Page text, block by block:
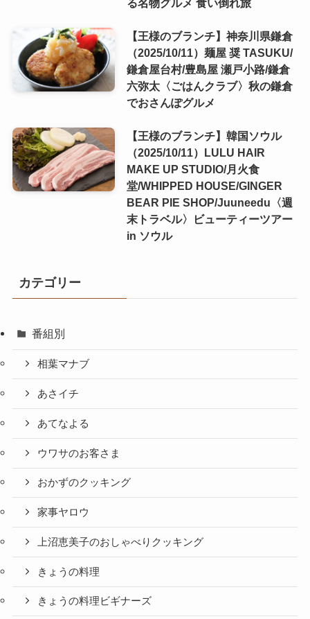
る名物グルメ 食い倒れ旅
【王様のブランチ】神奈川県鎌倉
（2025/10/11）麺屋 奨 TASUKU/
鎌倉屋台村/豊島屋 瀬戸小路/鎌倉
六弥太〈ごはんクラブ〉秋の鎌倉
でおさんぽグルメ
【王様のブランチ】韓国ソウル
（2025/10/11）LULU HAIR
MAKE UP STUDIO/月火食
堂/WHIPPED HOUSE/GINGER
BEAR PIE SHOP/Juuneedu〈週
末トラベル〉ビューティーツアー
in ソウル
カテゴリー
番組別
相葉マナブ
あさイチ
あてなよる
ウワサのお客さま
おかずのクッキング
家事ヤロウ
上沼恵美子のおしゃべりクッキング
きょうの料理
きょうの料理ビギナーズ